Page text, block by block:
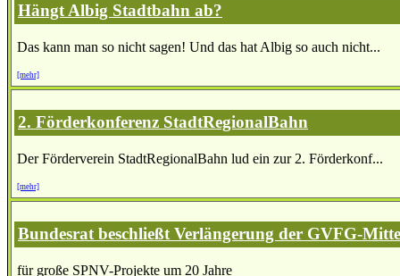
Hängt Albig Stadtbahn ab?
Das kann man so nicht sagen! Und das hat Albig so auch nicht...
[mehr]
2. Förderkonferenz StadtRegionalBahn
Der Förderverein StadtRegionalBahn lud ein zur 2. Förderkonf...
[mehr]
Bundesrat beschließt Verlängerung der GVFG-
für große SPNV-Projekte um 20 Jahre